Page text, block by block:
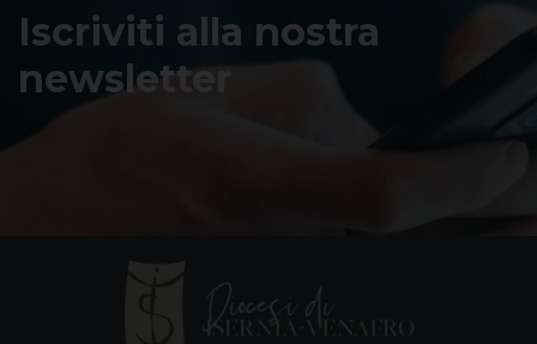
Iscriviti alla nostra
newsletter